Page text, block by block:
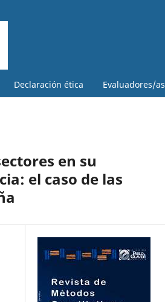
Declaración ética Evaluadores/as
en su
el caso de las